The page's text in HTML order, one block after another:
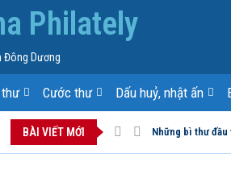
Philately
Đông Dương
Cước thư Dấu huỷ, nhật ấn
BÀI VIẾT MỚI Những bì thư đầu